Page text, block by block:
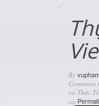
By
Comments
on Thực